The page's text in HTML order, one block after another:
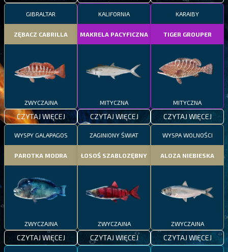
GIBRALTAR
ZĘBACZ CABRILLA
ZWYCZAJNA
CZYTAJ WIĘCEJ
KALIFORNIA
MAKRELA PACYFICZNA
MITYCZNA
CZYTAJ WIĘCEJ
KARAIBY
TIGER GROUPER
MITYCZNA
CZYTAJ WIĘCEJ
WYSPY GALAPAGOS
PAROTKA MODRA
ZWYCZAJNA
CZYTAJ WIĘCEJ
ZAGINIONY ŚWIAT
ŁOSOŚ SZABLOZĘBNY
ZWYCZAJNA
CZYTAJ WIĘCEJ
WYSPA WOLNOŚCI
ALOZA NIEBIESKA
ZWYCZAJNA
CZYTAJ WIĘCEJ